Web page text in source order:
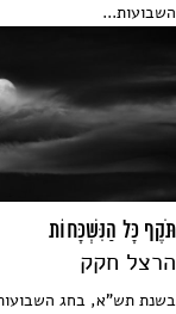
השבועות...
תֹּקֶף כָּל הַנִּשְׁכָּחוֹת
הרצל חקק
בשנת תש"א, בחג